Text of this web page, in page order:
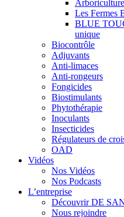
Arboriculture
Les Fermes
BLUE
unique
Biocontrôle
Adjuvants
Anti-limaces
Anti-rongeurs
Fongicides
Biostimulants
Phytothérapie
Inoculants
Insecticides
Régulateurs de
OAD
Vidéos
Nos Vidéos
Nos Podcasts
L’entreprise
Découvrir DE
Nous rejoindre